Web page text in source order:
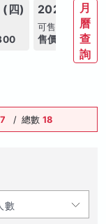
四) 2026/09/
可售名額: 17
售價: NT$
月
曆
查
詢
/ 總數 18